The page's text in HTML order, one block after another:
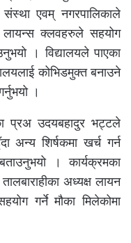
एवम् नगरपालिकाले
लायन्स क्लवहरुले सहयोग
। विद्यालयले पाएका
कोभिडमुक्त बनाउने
।
प्रअ उदयबहादुर भट्टले
अन्य शिर्षकमा खर्च गर्न
। कार्यक्रमका
अध्यक्ष लायन
गर्ने मौका मिलेकोमा